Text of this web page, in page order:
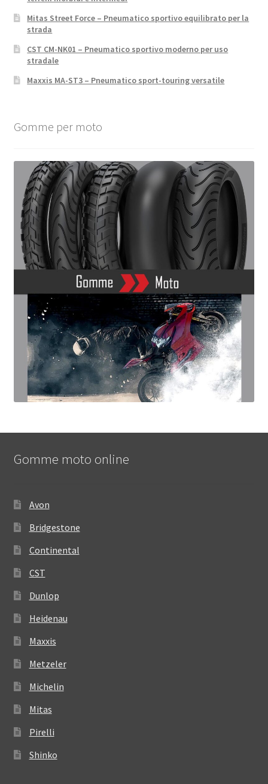
Mitas Street Force – Pneumatico sportivo equilibrato per la
strada
CST CM-NK01 – Pneumatico sportivo moderno per uso
stradale
Maxxis MA-ST3 – Pneumatico sport-touring versatile
Gomme per moto
Gomme moto online
Avon
Bridgestone
Continental
CST
Dunlop
Heidenau
Maxxis
Metzeler
Michelin
Mitas
Pirelli
Shinko